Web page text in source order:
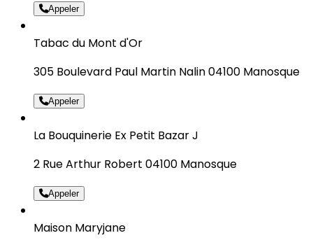
Appeler
Tabac du Mont d'Or
305 Boulevard Paul Martin Nalin 04100 Manosque
Appeler
La Bouquinerie Ex Petit Bazar J
2 Rue Arthur Robert 04100 Manosque
Appeler
Maison Maryjane